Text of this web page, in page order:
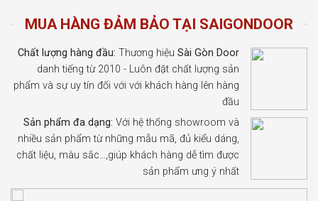
MUA HÀNG ĐẢM BẢO TẠI SAIGONDOOR
Chất lượng hàng đầu: Thương hiệu Sài Gòn Door
danh tiếng từ 2010 - Luôn đặt chất lượng sản
phẩm và sự uy tín đối với với khách hàng lên hàng
đầu
Sản phẩm đa dạng: Với hệ thống showroom và
nhiều sản phẩm từ những mẫu mã, đủ kiểu dáng,
chất liệu, màu sắc…,giúp khách hàng dễ tìm được
sản phẩm ưng ý nhất